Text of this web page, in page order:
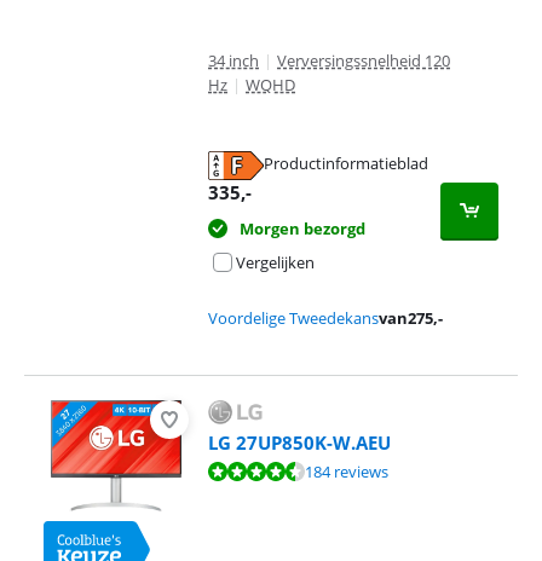
34 inch | Verversingssnelheid 120
Hz | WQHD
Productinformatieblad
335,-
Morgen bezorgd
Vergelijken
Voordelige Tweedekansvan275,-
LG 27UP850K-W.AEU
Beoordeling is 9,0 van de 10, gebaseerd op 184 reviews.
184 reviews